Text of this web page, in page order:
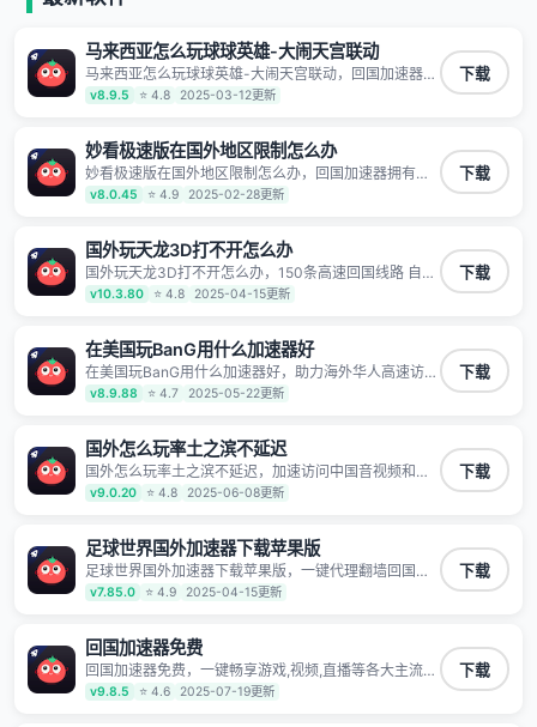
马来西亚怎么玩球球英雄-大闹天宫联动
马来西亚怎么玩球球英雄-大闹天宫联动，回国加速器拥
有全球海量节点覆盖，运营商专线不卡顿超稳定，专为
海外华人和留学生打造，帮助海外华人免除地域限制，
品质音乐。
v8.9.5 ⭐ 4.8 2025-03-12更新
下载
妙看极速版在国外地区限制怎么办
妙看极速版在国外地区限制怎么办，回国加速器拥有全
球海量节点覆盖，运营商专线不卡顿超稳定，专为海外
华人和留学生打造，帮助海外华人免除地域限制，随时
音乐。
v8.0.45 ⭐ 4.9 2025-02-28更新
下载
国外玩天龙3D打不开怎么办
国外玩天龙3D打不开怎么办，150条高速回国线路 自有
高速中转节点 无需注册 一键连接 提供高速线路 应用内
直达视频音乐app,快人一步 应用模式 App互不干扰 不间
据不泄露 阻止第三方对数据进行窃取和监听
v10.3.80 ⭐ 4.8 2025-04-15更新
下载
在美国玩BanG用什么加速器好
在美国玩BanG用什么加速器好，助力海外华人高速访问
国内网络，快速开启国内各直播平台,解决国内视频、音
乐卡顿问题；更能加速海量国服游戏，超低延迟稳定不
v8.9.88 ⭐ 4.7 2025-05-22更新
下载
国外怎么玩率土之滨不延迟
国外怎么玩率土之滨不延迟，加速访问中国音视频和网
站，专业回国加速器，帮你加速访问优酷、bilibili、腾讯
视频、爱奇艺等，加速国服游戏，例如原神、阴阳师、
示录、明日方舟、战双帕弥什、sky光·遇、另一个伊甸
园等国内各种服务,回国加速器致力于帮助海外华人和留
学生、港澳台地区用户提供最好的回国游戏和音乐视频
加速服务，可以在海外或港澳台地区流畅加速国服游戏
速专线。能加速访问优酷、爱奇艺、腾讯视频、B站、芒
果TV、西瓜视频、QQ音乐、网易云音乐、酷狗音乐、
YY等主流网站应用解除限制，带你穿梭加速回国。目前
已有上百万用户，用户整体好评95%以上，一对一在线
客服支持，保障你的使用体验。
v9.0.20 ⭐ 4.8 2025-06-08更新
下载
足球世界国外加速器下载苹果版
足球世界国外加速器下载苹果版，一键代理翻墙回国的
穿梭VPN，帮助海外华人留学生及港澳台地区用户破除
地区版权限制问题，一键降低游戏延迟，加速访问中国
v7.85.0 ⭐ 4.9 2025-04-15更新
下载
回国加速器免费
回国加速器免费，一键畅享游戏,视频,直播等各大主流
App应用,视频加载极速不卡顿。人在海外听歌,玩国服游
戏 简单易用。
v9.8.5 ⭐ 4.6 2025-07-19更新
下载